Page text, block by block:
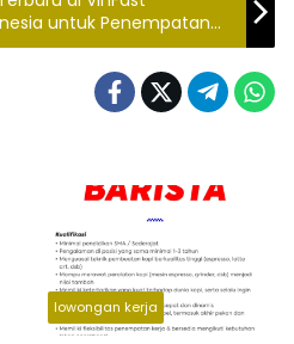
untuk Penempatan
lowongan kerja